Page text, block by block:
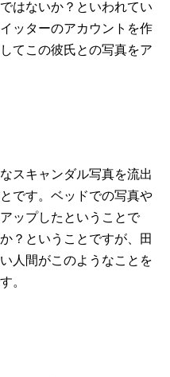
はないか？といわれてい
ッターのアカウントを作
てこの彼氏との写真をア
スキャンダル写真を流出
です。ベッドでの写真や
ップしたということで
？ということですが、田
人間がこのようなことを
。